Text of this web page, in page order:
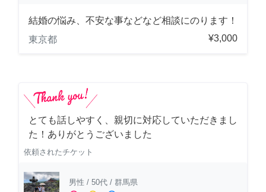
結婚の悩み、不安な事などなど相談にのります！
東京都
¥3,000
とても話しやすく、親切に対応していただきまし
た！ありがとうございました
依頼されたチケット
男性 / 50代 / 群馬県